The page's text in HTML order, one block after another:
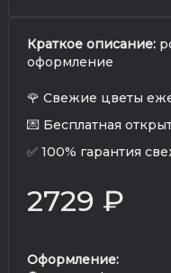
Краткое описание:
оформление
🌹 Свежие цветы
💌 Бесплатная
✅ 100% гарантия
2729 ₽
Оформление: